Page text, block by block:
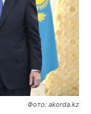
Фото: akorda.kz